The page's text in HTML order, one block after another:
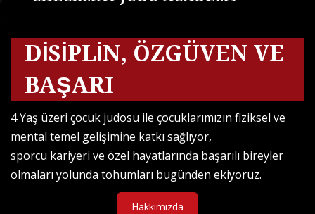
DISIPLIN, ÖZGÜVEN VE
BAŞARI
4 Yaş üzeri çocuk judosu ile çocuklarımızın fiziksel ve
mental temel gelişimine katkı sağlıyor,
sporcu kariyeri ve özel hayatlarında başarılı bireyler
olmaları yolunda tohumları bugünden ekiyoruz.
Hakkımızda